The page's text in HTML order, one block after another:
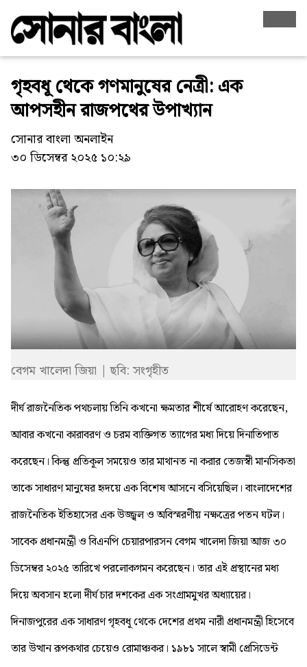
গৃহবধূ থেকে গণমানুষের নেত্রী: এক
আপসহীন রাজপথের উপাখ্যান
সোনার বাংলা অনলাইন
৩০ ডিসেম্বর ২০২৫ ১০:২৯
বেগম খালেদা জিয়া | ছবি: সংগৃহীত
দীর্ঘ রাজনৈতিক পথচলায় তিনি কখনো ক্ষমতার শীর্ষে আরোহণ করেছেন,
আবার কখনো কারাবরণ ও চরম ব্যক্তিগত ত্যাগের মধ্য দিয়ে দিনাতিপাত
করেছেন। কিন্তু প্রতিকূল সময়েও তার মাথানত না করার তেজস্বী মানসিকতা
তাকে সাধারণ মানুষের হৃদয়ে এক বিশেষ আসনে বসিয়েছিল। বাংলাদেশের
রাজনৈতিক ইতিহাসের এক উজ্জ্বল ও অবিস্মরণীয় নক্ষত্রের পতন ঘটল।
সাবেক প্রধানমন্ত্রী ও বিএনপি চেয়ারপারসন বেগম খালেদা জিয়া আজ ৩০
ডিসেম্বর ২০২৫ তারিখে পরলোকগমন করেছেন। তার এই প্রস্থানের মধ্য
দিয়ে অবসান হলো দীর্ঘ চার দশকের এক সংগ্রামমুখর অধ্যায়ের।
দিনাজপুরের এক সাধারণ গৃহবধূ থেকে দেশের প্রথম নারী প্রধানমন্ত্রী হিসেবে
তার উত্থান রূপকথার চেয়েও রোমাঞ্চকর। ১৯৮১ সালে স্বামী প্রেসিডেন্ট